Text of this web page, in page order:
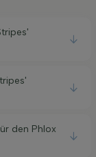
den Phlox